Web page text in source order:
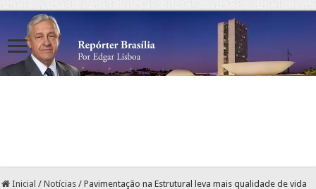
Inicial / Notícias / Pavimentação na Estrutural leva mais qualidade de vida